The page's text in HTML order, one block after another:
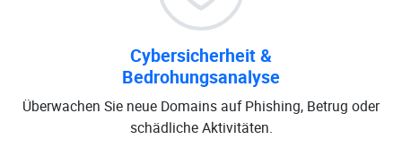
Cybersicherheit &
Bedrohungsanalyse
Überwachen Sie neue Domains auf Phishing, Betrug oder
schädliche Aktivitäten.